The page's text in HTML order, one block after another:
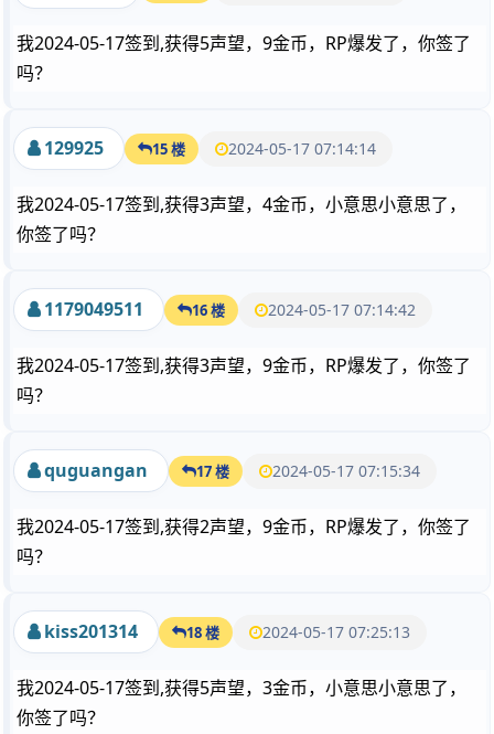
我2024-05-17签到,获得5声望，9金币，RP爆发了，你签了
吗？
129925 15 楼 2024-05-17 07:14:14
我2024-05-17签到,获得3声望，4金币，小意思小意思了，
你签了吗？
1179049511 16 楼 2024-05-17 07:14:42
我2024-05-17签到,获得3声望，9金币，RP爆发了，你签了
吗？
quguangan 17 楼 2024-05-17 07:15:34
我2024-05-17签到,获得2声望，9金币，RP爆发了，你签了
吗？
kiss201314 18 楼 2024-05-17 07:25:13
我2024-05-17签到,获得5声望，3金币，小意思小意思了，
你签了吗？